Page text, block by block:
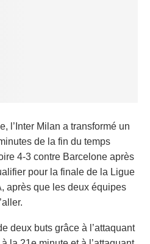
l’Inter Milan a transformé un
de la fin du temps
4-3 contre Barcelone après
pour la finale de la Ligue
après que les deux équipes
deux buts grâce à l’attaquant